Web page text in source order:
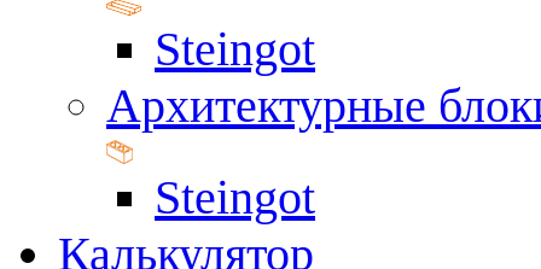
Steingot
Архитектурные
Steingot
Калькулятор